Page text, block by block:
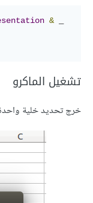
&
تشغيل الماكرو
خرج تحديد خلية